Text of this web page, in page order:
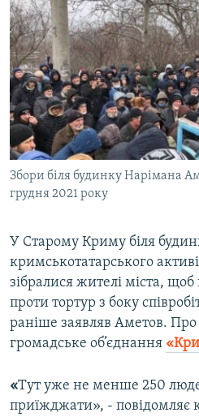
СПЕЦПРОЕКТИ
ДЕПОРТАЦІЯ
ВІДЕОУРОКИ «ELIFBE»
СВІДЧЕННЯ ОКУПАЦІЇ
УКРАЇНСЬКА ПРОБЛЕМА КРИМУ
ІНФОГРАФІКА
ЯК ОБІЙТИ БЛОКУВАННЯ
Русский
Qırımtatar
ДОЛУЧАЙСЯ!
Збори біля будинку Нарімана
грудня 2021 року
У Старому Криму біля
кримськотатарського
зібралися жителі міста,
проти тортур з боку
раніше заявляв Аметов. Про
громадське об’єднання
«Тут уже не менше 250
приїжджати», - повідомляє